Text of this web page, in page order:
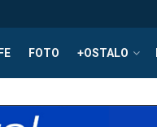
FOTO +OSTALO